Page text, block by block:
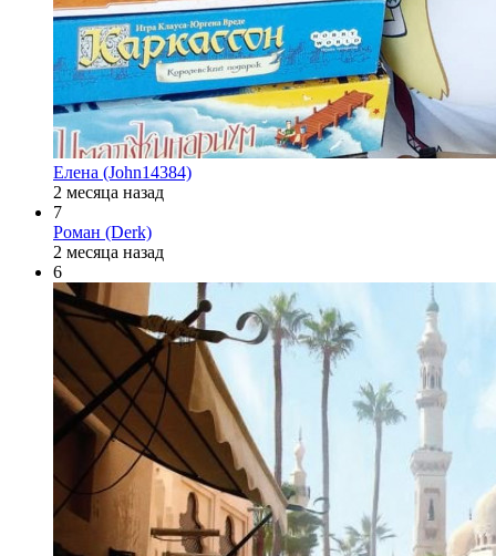
Елена (John14384)
2 месяца назад
7
Роман (Derk)
2 месяца назад
6